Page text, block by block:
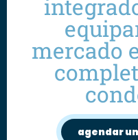
mercado
agendar